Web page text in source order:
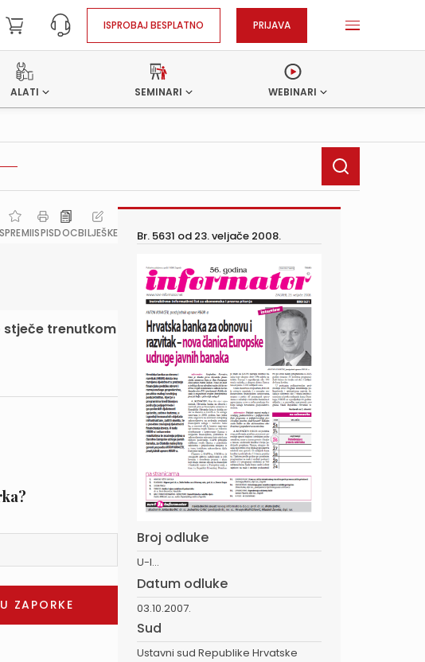
ISPROBAJ BESPLATNO PRIJAVA
ALATI SEMINARI WEBINARI
SPREMIISPISDOCBILJEŠKE
stječe trenutkom
Br. 5631 od 23. veljače 2008.
Broj odluke
U-I...
Datum odluke
03.10.2007.
Sud
Ustavni sud Republike Hrvatske